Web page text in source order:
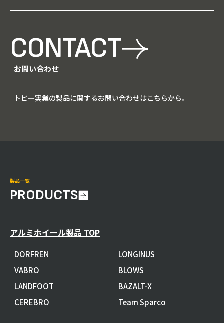
CONTACT
お問い合わせ
トピー実業の製品に関するお問い合わせはこちらから。
製品一覧
PRODUCTS
アルミホイール製品 TOP
DORFREN
LONGINUS
VABRO
BLOWS
LANDFOOT
BAZALT-X
CEREBRO
Team Sparco